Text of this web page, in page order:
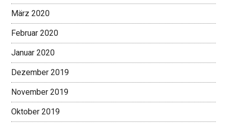
März 2020
Februar 2020
Januar 2020
Dezember 2019
November 2019
Oktober 2019